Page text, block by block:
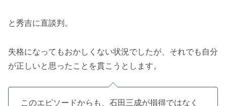
と秀吉に直談判。
失格になってもおかしくない状況でしたが、それでも自分
が正しいと思ったことを貫こうとします。
このエピソードからも、石田三成が損得ではなく